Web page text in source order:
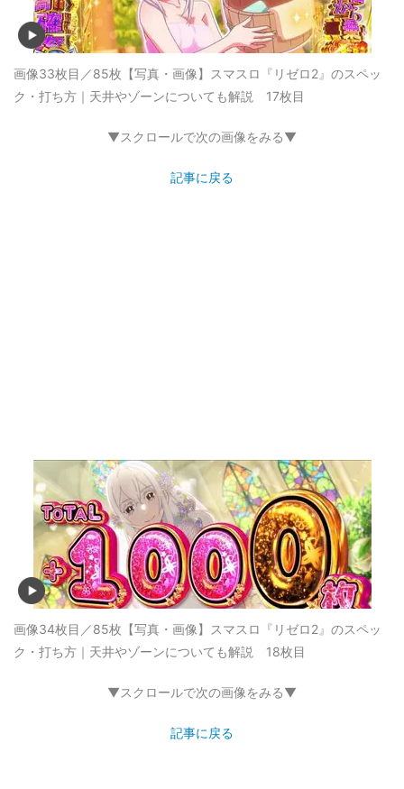
画像33枚目／85枚 【写真・画像】スマスロ『リゼロ2』のスペッ
ク・打ち方｜天井やゾーンについても解説 17枚目
▼スクロールで次の画像をみる▼
記事に戻る
画像34枚目／85枚 【写真・画像】スマスロ『リゼロ2』のスペッ
ク・打ち方｜天井やゾーンについても解説 18枚目
▼スクロールで次の画像をみる▼
記事に戻る